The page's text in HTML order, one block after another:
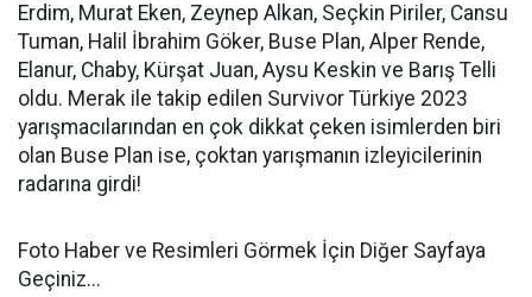
Erdim, Murat Eken, Zeynep Alkan, Seçkin Piriler, Cansu
Tuman, Halil İbrahim Göker, Buse Plan, Alper Rende,
Elanur, Chaby, Kürşat Juan, Aysu Keskin ve Barış Telli
oldu. Merak ile takip edilen Survivor Türkiye 2023
yarışmacılarından en çok dikkat çeken isimlerden biri
olan Buse Plan ise, çoktan yarışmanın izleyicilerinin
radarına girdi!
Foto Haber ve Resimleri Görmek İçin Diğer Sayfaya
Geçiniz...